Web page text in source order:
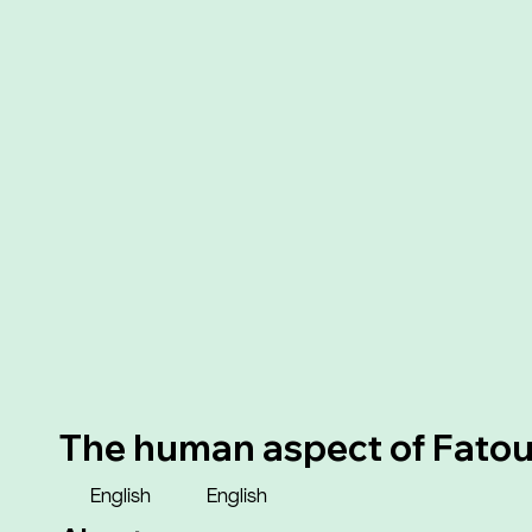
The human aspect of
English English